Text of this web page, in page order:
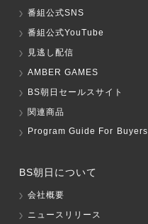
番組公式SNS
番組公式YouTube
見逃し配信
AMBER GAMES
BS朝日セールスサイト
関連商品
Program Guide For Buyers
BS朝日について
会社概要
ニュースリリース